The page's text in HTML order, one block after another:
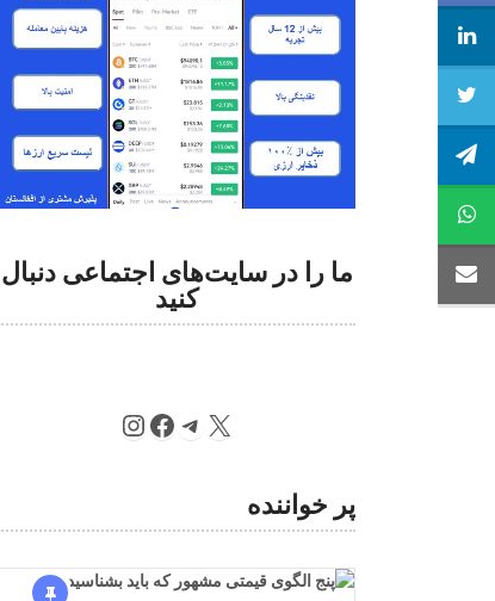
ما را در سایت‌های اجتماعی دنبال
کنید
پر خواننده